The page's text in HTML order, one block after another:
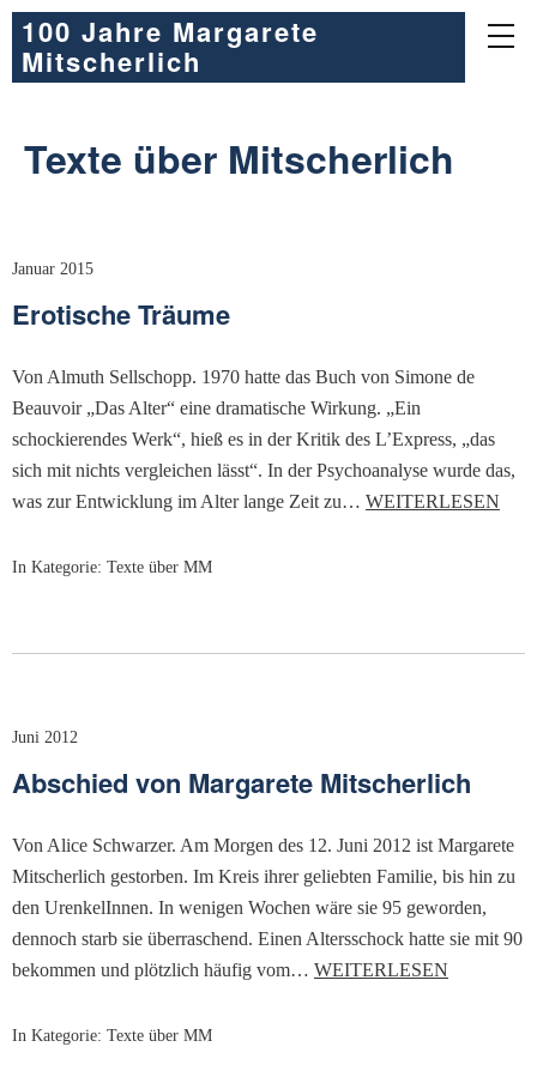
100 Jahre Margarete
Mitscherlich
Texte über Mitscherlich
Januar 2015
Erotische Träume
Von Almuth Sellschopp. 1970 hatte das Buch von Simone de
Beauvoir „Das Alter“ eine dramatische Wirkung. „Ein
schockierendes Werk“, hieß es in der Kritik des L’Express, „das
sich mit nichts vergleichen lässt“. In der Psychoanalyse wurde das,
was zur Entwicklung im Alter lange Zeit zu… WEITERLESEN
In Kategorie: Texte über MM
Juni 2012
Abschied von Margarete Mitscherlich
Von Alice Schwarzer. Am Morgen des 12. Juni 2012 ist Margarete
Mitscherlich gestorben. Im Kreis ihrer geliebten Familie, bis hin zu
den UrenkelInnen. In wenigen Wochen wäre sie 95 geworden,
dennoch starb sie überraschend. Einen Altersschock hatte sie mit 90
bekommen und plötzlich häufig vom… WEITERLESEN
In Kategorie: Texte über MM